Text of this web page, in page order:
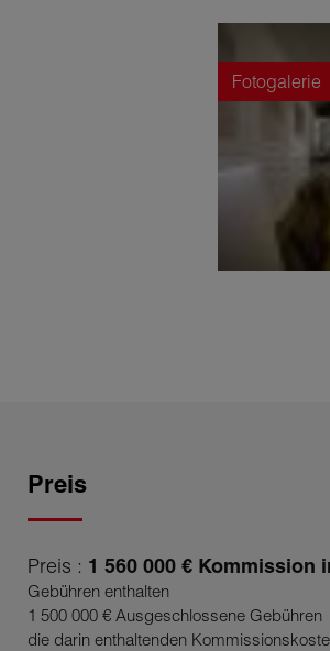
Fotogalerie
Preis
Preis : 1 560 000 € Kommission
Gebühren enthalten
1 500 000 € Ausgeschlossene Gebühren
die darin enthaltenden